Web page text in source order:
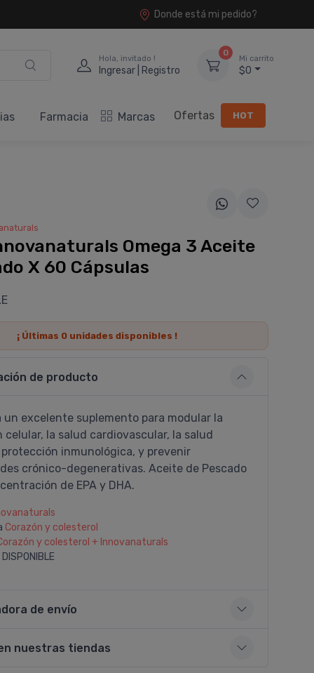
Donde está mi pedido?
Hola, invitado !
Ingresar | Registro
0
Mi carrito
$0
Farmacia Marcas Ofertas HOT
Omega 3 Aceite
X 60 Cápsulas
¡ Últimas 0 unidades disponibles !
de producto
un excelente suplemento para modular la
celular, la salud cardiovascular, la salud
protección inmunológica, y prevenir
crónico-degenerativas. Aceite de Pescado
de EPA y DHA.
Corazón y colesterol
y colesterol + Innovanaturals
DISPONIBLE
de envío
nuestras tiendas